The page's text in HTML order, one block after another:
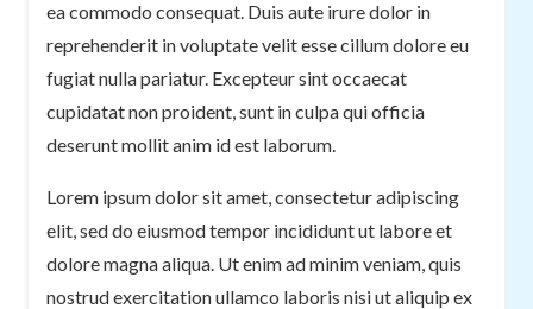
ea commodo consequat. Duis aute irure dolor in
reprehenderit in voluptate velit esse cillum dolore eu
fugiat nulla pariatur. Excepteur sint occaecat
cupidatat non proident, sunt in culpa qui officia
deserunt mollit anim id est laborum.
Lorem ipsum dolor sit amet, consectetur adipiscing
elit, sed do eiusmod tempor incididunt ut labore et
dolore magna aliqua. Ut enim ad minim veniam, quis
nostrud exercitation ullamco laboris nisi ut aliquip ex